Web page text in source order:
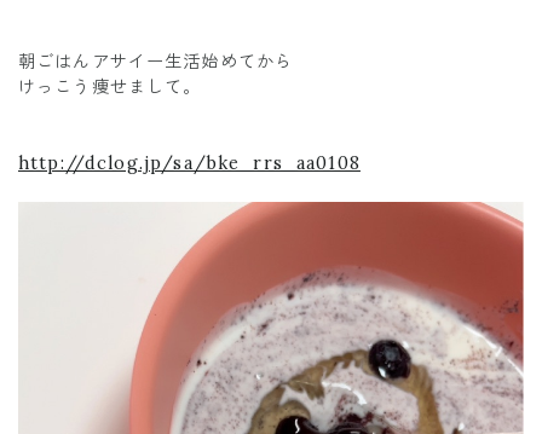
朝ごはんアサイー生活始めてから
けっこう痩せまして。
http://dclog.jp/sa/bke_rrs_aa0108